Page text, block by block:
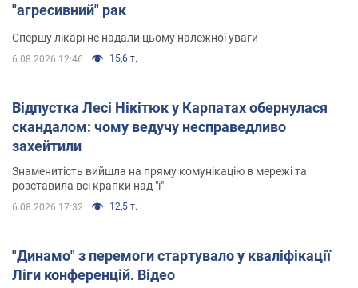
"агресивний" рак
Спершу лікарі не надали цьому належної уваги
6.08.2026 12:46 15,6 т.
Відпустка Лесі Нікітюк у Карпатах обернулася
скандалом: чому ведучу несправедливо
захейтили
Знаменитість вийшла на пряму комунікацію в мережі та
розставила всі крапки над "і"
6.08.2026 17:32 12,5 т.
"Динамо" з перемоги стартувало у кваліфікації
Ліги конференцій. Відео